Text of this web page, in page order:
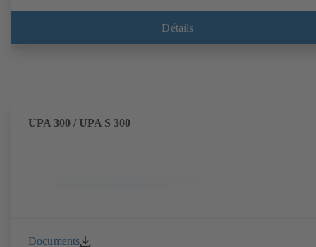
Détails
UPA 300 / UPA S 300
Documents